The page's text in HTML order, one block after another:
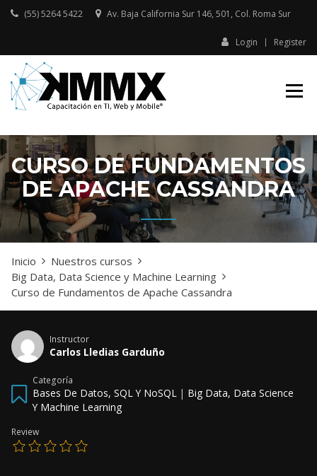
Skip
(55) 5264 5422 Av. Baja California Sur 146, 501, Col. Roma Sur​
Login Register
CAPACITACIÓN
CURSO DE FUNDAMENTOS
DE APACHE CASSANDRA
Inicio
Nuestros cursos
Big Data, Data Science y Machine Learning
Curso de Fundamentos de Apache Cassandra
Instructor
Carlos Lledias Garduño
Categoría
Bases De Datos, SQL Y NoSQL | Big Data, Data Science
Y Machine Learning
Review